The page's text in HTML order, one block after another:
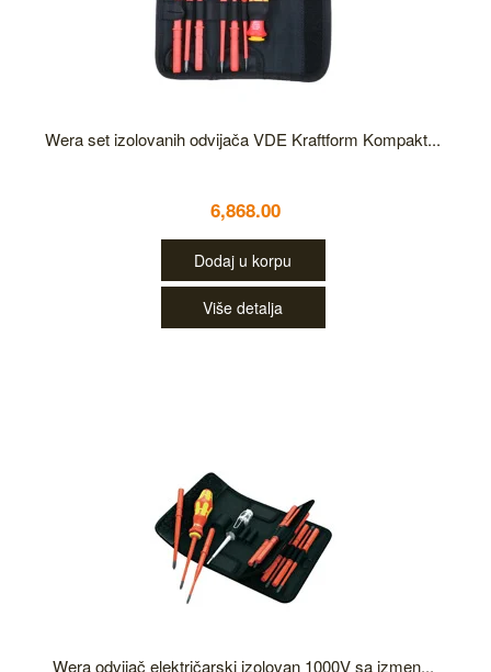
Wera set izolovanih odvijača VDE Kraftform Kompakt...
6,868.00
Dodaj u korpu
Više detalja
Wera odvijač električarski izolovan 1000V sa izmen...